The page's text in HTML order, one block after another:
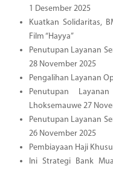
1 Desember 2025
Kuatkan Solidaritas,
Film “Hayya”
Penutupan Layanan
28 November 2025
Pengalihan Layanan
Penutupan
Lhoksemauwe 27
Penutupan Layanan
26 November 2025
Pembiayaan Haji
Ini Strategi Bank